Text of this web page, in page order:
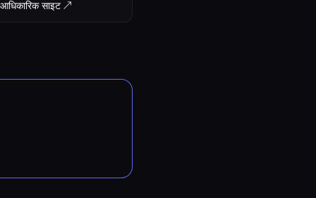
आधिकारिक साइट ↗︎